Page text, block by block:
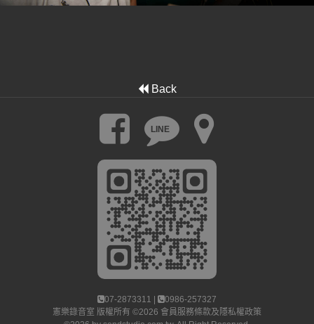
Back
LINE
07-2873311 |
0986-257327
憲樂錄音室 版權所有 ©2026 會員服務條款及隱私權政策